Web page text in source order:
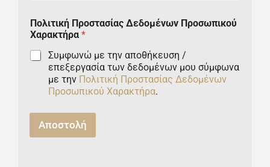
i
t
Πολιτική Προστασίας Δεδομένων Προσωπικού
Χαρακτήρα*
Συμφωνώ με την αποθήκευση /
επεξεργασία των δεδομένων μου σύμφωνα
με την Πολιτική Προστασίας Δεδομένων
Προσωπικού Χαρακτήρα.
Αποστολή